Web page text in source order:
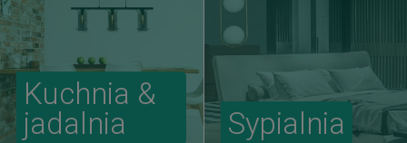
Kuchnia &
jadalnia
Sypialnia